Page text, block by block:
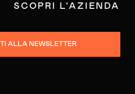
SCOPRI L'AZIENDA
ALLA NEWSLETTER